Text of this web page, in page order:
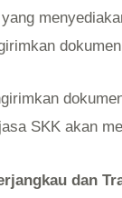
SKK akan
dan